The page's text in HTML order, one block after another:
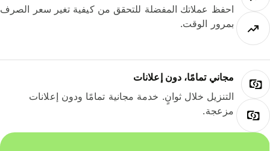
احفظ عملاتك المفضلة للتحقق من كيفية تغير سعر الصرف
بمرور الوقت.
مجاني تمامًا، دون إعلانات
التنزيل خلال ثوانٍ. خدمة مجانية تمامًا ودون إعلانات
مزعجة.